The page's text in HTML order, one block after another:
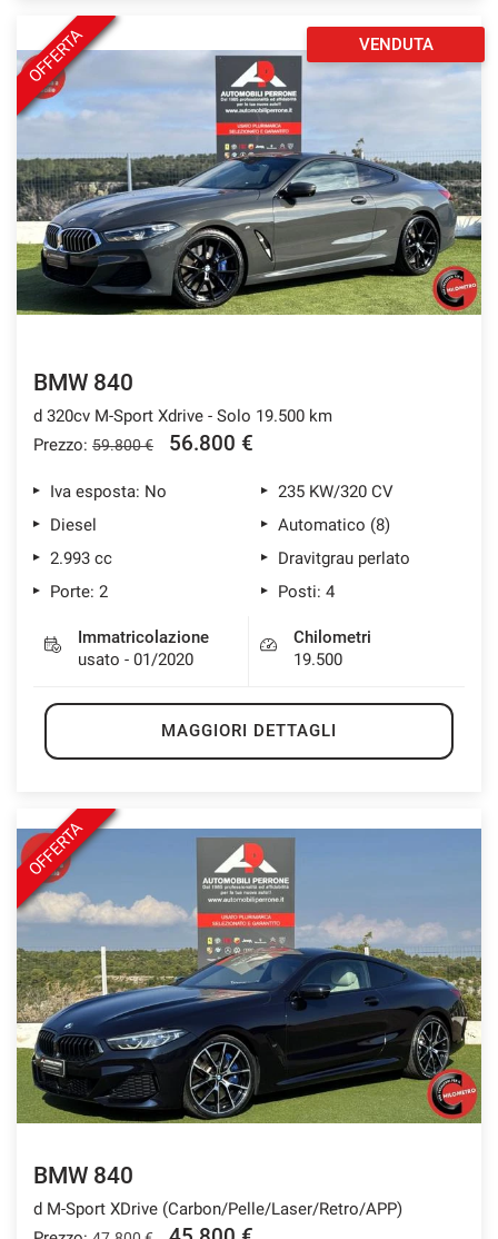
OFFERTA VENDUTA
BMW 840
d 320cv M-Sport Xdrive - Solo 19.500 km
Prezzo: 59.800 € 56.800 €
Iva esposta: No
235 KW/320 CV
Diesel
Automatico (8)
2.993 cc
Dravitgrau perlato
Porte: 2
Posti: 4
Immatricolazione
usato - 01/2020
Chilometri
19.500
MAGGIORI DETTAGLI
OFFERTA
BMW 840
d M-Sport XDrive (Carbon/Pelle/Laser/Retro/APP)